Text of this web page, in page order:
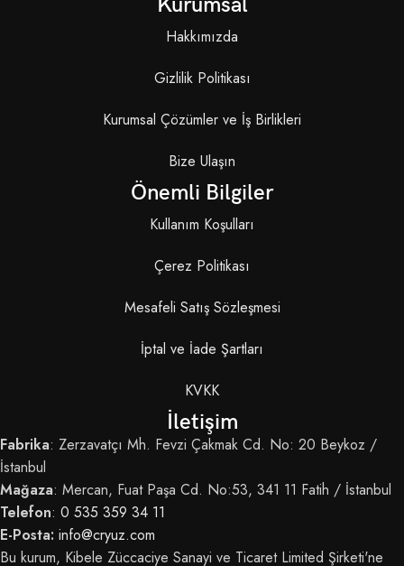
Hakkımızda
Gizlilik Politikası
Kurumsal Çözümler ve İş Birlikleri
Bize Ulaşın
Önemli Bilgiler
Kullanım Koşulları
Çerez Politikası
Mesafeli Satış Sözleşmesi
İptal ve İade Şartları
KVKK
İletişim
Fabrika: Zerzavatçı Mh. Fevzi Çakmak Cd. No: 20 Beykoz /
İstanbul
Mağaza: Mercan, Fuat Paşa Cd. No:53, 341 11 Fatih / İstanbul
Telefon: 0 535 359 34 11
E-Posta: info@cryuz.com
Bu kurum, Kibele Züccaciye Sanayi ve Ticaret Limited Şirketi'ne